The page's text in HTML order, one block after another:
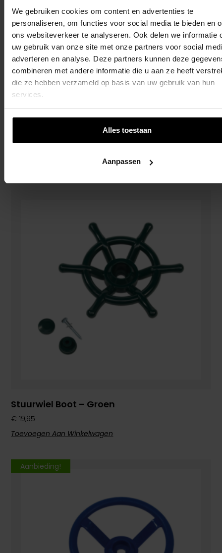
We gebruiken cookies om content en advertenties te
personaliseren, om functies voor social media te bieden en
ons websiteverkeer te analyseren. Ook delen we informatie
uw gebruik van onze site met onze partners voor social
adverteren en analyse. Deze partners kunnen deze
combineren met andere informatie die u aan ze heeft
die ze hebben verzameld op basis van uw gebruik van hun
services.
Alles toestaan
Aanpassen
Toevoegen Aan Winkelwagen
Stuurwiel Boot – Groen
€ 19,95
Toevoegen Aan Winkelwagen
Aanbieding!